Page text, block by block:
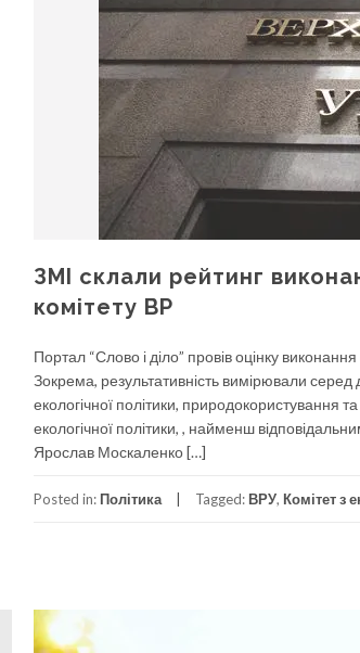
ЗМІ склали рейтинг
комітету ВР
Портал “Слово і діло” провів оцінку
Зокрема, результативність вимірювали
екологічної політики, природокористування
екологічної політики, , найменш
Ярослав Москаленко […]
Posted in: Політика Tagged: ВРУ, Комітет з